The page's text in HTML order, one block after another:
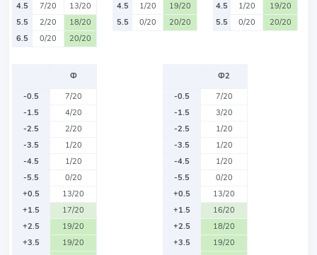
4.5
7/20
13/20
5.5
2/20
18/20
6.5
0/20 20/20
4.5
1/20
19/20
5.5
0/20 20/20
4.5
1/20
19/20
5.5
0/20 20/20
Ф
-0.5
7/20
-1.5
4/20
-2.5
2/20
-3.5
1/20
-4.5
1/20
-5.5
0/20
+0.5
13/20
+1.5
17/20
+2.5
19/20
+3.5
19/20
Ф2
-0.5
7/20
-1.5
3/20
-2.5
1/20
-3.5
1/20
-4.5
1/20
-5.5
0/20
+0.5
13/20
+1.5
16/20
+2.5
18/20
+3.5
19/20